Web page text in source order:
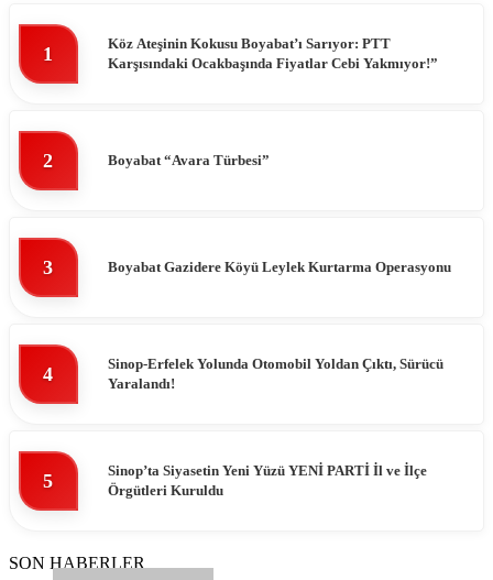
1
Köz Ateşinin Kokusu Boyabat’ı Sarıyor: PTT
Karşısındaki Ocakbaşında Fiyatlar Cebi Yakmıyor!”
2 Boyabat “Avara Türbesi”
3 Boyabat Gazidere Köyü Leylek Kurtarma Operasyonu
4
Sinop-Erfelek Yolunda Otomobil Yoldan Çıktı, Sürücü
Yaralandı!
5
Sinop’ta Siyasetin Yeni Yüzü YENİ PARTİ İl ve İlçe
Örgütleri Kuruldu
SON HABERLER